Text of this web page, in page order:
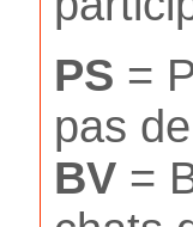
PS =
pas
BV =